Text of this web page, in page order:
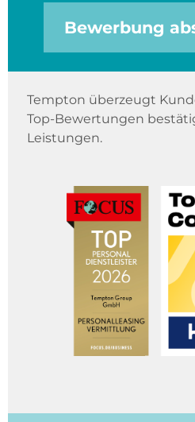
Bewerbung
Tempton überzeugt
Top-Bewertungen
Leistungen.